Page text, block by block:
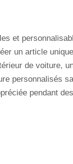
et
un article
de voiture,
personnalisés
pendant